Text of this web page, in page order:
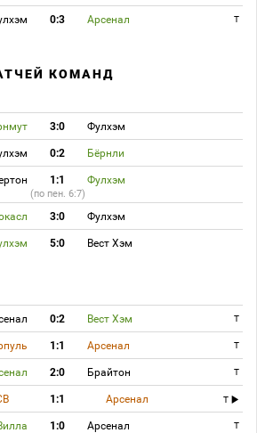
0:3 Арсенал T
КОМАНД
3:0 Фулхэм
0:2 Бёрнли
1:1 Фулхэм
(по пен. 6:7)
3:0 Фулхэм
5:0 Вест Хэм
0:2 Вест Хэм
T
1:1 Арсенал
T
2:0 Брайтон
T
1:1 Арсенал
T
1:0 Арсенал T